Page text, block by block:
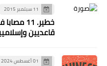
11 سبتمبر 2015
خطير.
قاعديين
01 أغسطس 2024